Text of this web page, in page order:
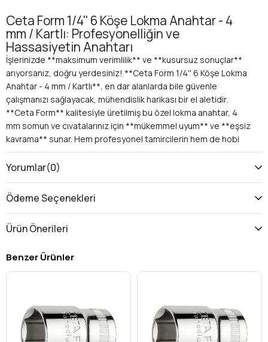
Ceta Form 1/4'' 6 Köşe Lokma Anahtar - 4
mm / Kartlı: Profesyonelliğin ve
Hassasiyetin Anahtarı
İşlerinizde **maksimum verimlilik** ve **kusursuz sonuçlar**
arıyorsanız, doğru yerdesiniz! **Ceta Form 1/4'' 6 Köşe Lokma
Anahtar - 4 mm / Kartlı**, en dar alanlarda bile güvenle
çalışmanızı sağlayacak, mühendislik harikası bir el aletidir.
**Ceta Form** kalitesiyle üretilmiş bu özel lokma anahtar, 4
mm somun ve cıvatalarınız için **mükemmel uyum** ve **eşsiz
kavrama** sunar. Hem profesyonel tamircilerin hem de hobi
tutkunlarının takım çantasının vazgeçilmezi olmaya aday bu
ürünle tanışın.
Ceta Form'un bu 1/4 inç sürücülü, 4 mm lokma anahtarı, sadece
bir aletten çok daha fazlasını vaat eder. İşlerinizi daha hızlı,
aracıdır.
mühendislik bilgisiyle üretilen **Ceta Form** ürünleri,
dayanıklılık ve uzun ömürlülük konusunda kendini
tasarlanmıştır.
6 Köşe Tasarımı ile Maksimum Güvenlik:Geleneksel
12 köşe lokmalara kıyasla, **6 köşe lokma** tasarımı,
Yorumlar(0)
Ödeme Seçenekleri
Ürün Önerileri
Benzer Ürünler